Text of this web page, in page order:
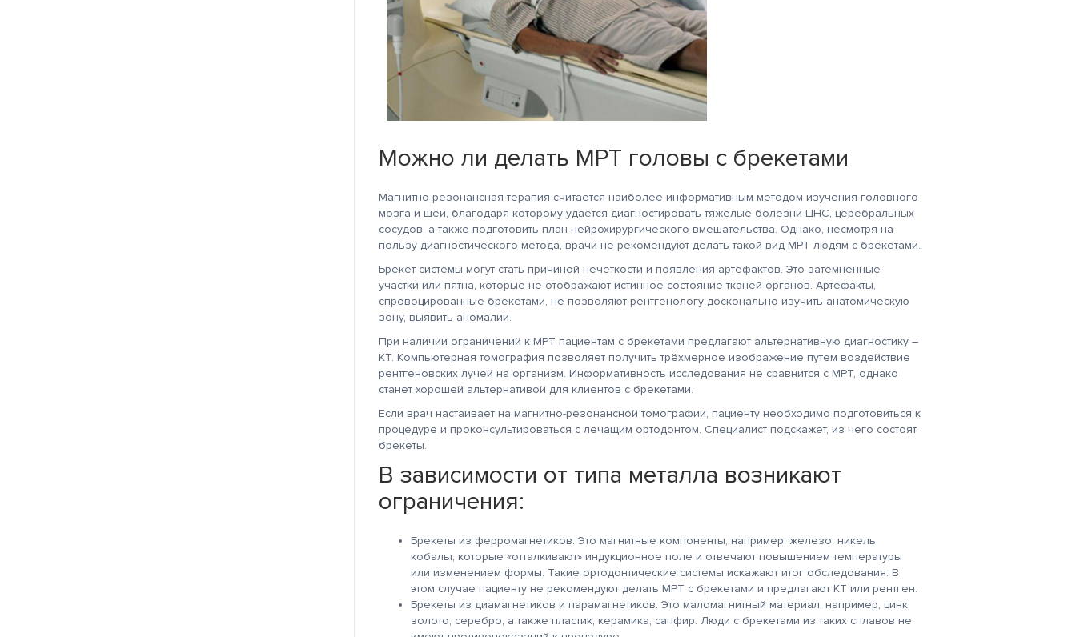
Можно ли делать МРТ головы с брекетами
Магнитно-резонансная терапия считается наиболее информативным методом изучения головного
мозга и шеи, благодаря которому удается диагностировать тяжелые болезни ЦНС, церебральных
сосудов, а также подготовить план нейрохирургического вмешательства. Однако, несмотря на
пользу диагностического метода, врачи не рекомендуют делать такой вид МРТ людям с брекетами.
Брекет-системы могут стать причиной нечеткости и появления артефактов. Это затемненные
участки или пятна, которые не отображают истинное состояние тканей органов. Артефакты,
спровоцированные брекетами, не позволяют рентгенологу досконально изучить анатомическую
зону, выявить аномалии.
При наличии ограничений к МРТ пациентам с брекетами предлагают альтернативную диагностику –
КТ. Компьютерная томография позволяет получить трёхмерное изображение путем воздействие
рентгеновских лучей на организм. Информативность исследования не сравнится с МРТ, однако
станет хорошей альтернативой для клиентов с брекетами.
Если врач настаивает на магнитно-резонансной томографии, пациенту необходимо подготовиться к
процедуре и проконсультироваться с лечащим ортодонтом. Специалист подскажет, из чего состоят
брекеты.
В зависимости от типа металла возникают
ограничения:
Брекеты из ферромагнетиков. Это магнитные компоненты, например, железо, никель,
кобальт, которые «отталкивают» индукционное поле и отвечают повышением температуры
или изменением формы. Такие ортодонтические системы искажают итог обследования. В
этом случае пациенту не рекомендуют делать МРТ с брекетами и предлагают КТ или рентген.
Брекеты из диамагнетиков и парамагнетиков. Это маломагнитный материал, например, цинк,
золото, серебро, а также пластик, керамика, сапфир. Люди с брекетами из таких сплавов не